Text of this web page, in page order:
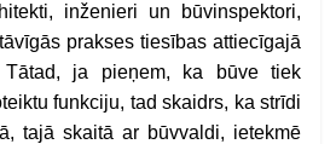
inženieri un būvinspektori,
prakses tiesības attiecīgajā
Tātad, ja pieņem, ka būve tiek
funkciju, tad skaidrs, ka strīdi
tajā skaitā ar būvvaldi, ietekmē